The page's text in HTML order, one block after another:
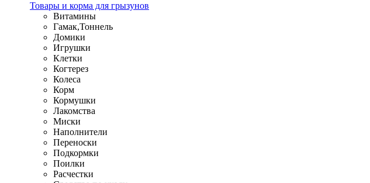
Товары и корма для грызунов
Витамины
Гамак,Тоннель
Домики
Игрушки
Клетки
Когтерез
Колеса
Корм
Кормушки
Лакомства
Миски
Наполнители
Переноски
Подкормки
Поилки
Расчестки